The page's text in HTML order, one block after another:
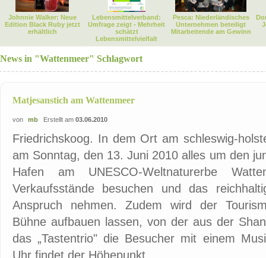
Johnnie Walker: Neue
Edition Black Ruby jetzt
erhältlich
Lebensmittelverband:
Umfrage zeigt - Mehrheit
schätzt
Lebensmittelvielfalt
Pesca: Niederländisches
Unternehmen beteiligt
Mitarbeitende am Gewinn
News in "Wattenmeer" Schlagwort
Matjesanstich am Wattenmeer
von mb Erstellt am 03.06.2010
Friedrichskoog. In dem Ort am schleswig-
am Sonntag, den 13. Juni 2010 alles um den
Hafen am UNESCO-Weltnaturerbe
Verkaufsstände besuchen und das
Anspruch nehmen. Zudem wird der
Bühne aufbauen lassen, von der aus der
das „Tastentrio" die Besucher mit einem
Uhr findet der Höhepunkt ...